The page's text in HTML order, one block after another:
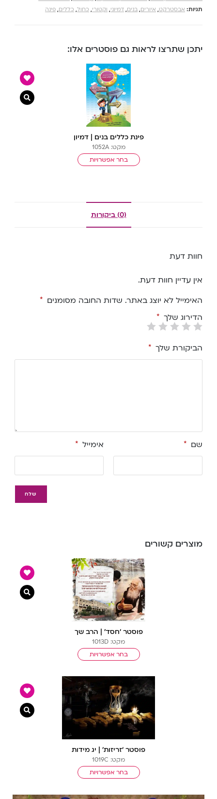
תגיות: אבסטרקט, איורים, בנים, דמיוני, וקטורי, כחול, כללים, פינה
יתכן שתרצו לראות גם פוסטרים אלו:
פינת כללים בנים | דמיון
מקט: 1052A
בחר אפשרויות
צפייה
(0) ביקורות
חוות דעת
אין עדיין חוות דעת.
האימייל לא יוצג באתר. שדות החובה מסומנים *
הדירוג שלך *
הביקורת שלך *
שם * אימייל *
מוצרים קשורים
פוסטר ‘חסד’ | הרב שך
מקט: 1013D
בחר אפשרויות
צפייה
פוסטר ‘זריזות’ | יג מידות
מקט: 1019C
בחר אפשרויות
צפייה